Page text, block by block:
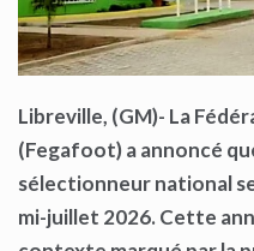
Libreville, (GM)- La
(Fegafoot) a annoncé
sélectionneur national
mi-juillet 2026. Cette